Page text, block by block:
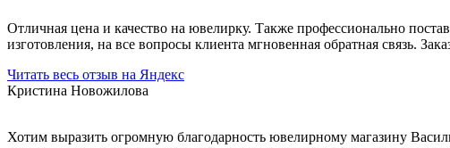
Отличная цена и качество на ювелирку. Также профессионально
изготовления, на все вопросы клиента мгновенная обратная связь.
Читать весь отзыв на Яндекс
Кристина Новожилова
Хотим выразить огромную благодарность ювелирному магазину